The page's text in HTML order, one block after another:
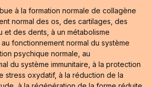
à la formation normale de collagène
normal des os, des cartilages, des
et des dents, à un métabolisme
fonctionnement normal du système
psychique normale, au
du système immunitaire, à la protection
stress oxydatif, à la réduction de la